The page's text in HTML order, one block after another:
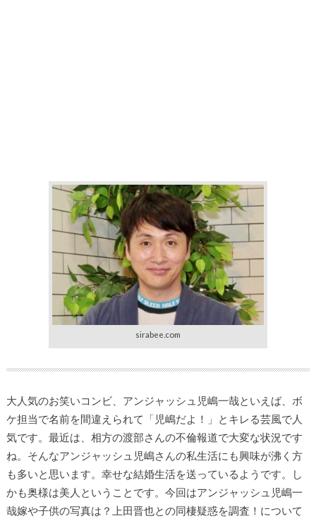
sirabee.com
大人気のお笑いコンビ、アンジャッシュ児嶋一哉といえば、ボ
ケ担当で名前を間違えられて「児嶋だよ！」とキレる芸風で人
気です。最近は、相方の渡部さんの不倫報道で大変な状況です
ね。そんなアンジャッシュ児嶋さんの私生活にも興味が沸く方
も多いと思います。幸せな結婚生活を送っているようです。し
かも奥様は美人ということです。今回はアンジャッシュ児嶋一
哉嫁や子供の写真は？上田晋也との同棲疑惑を調査！について